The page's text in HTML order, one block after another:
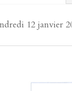
12 janvier